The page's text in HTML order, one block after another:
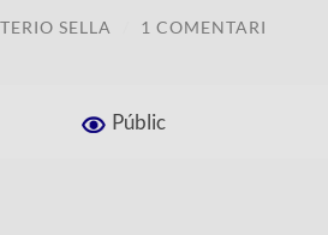
SELLA 1 COMENTARI
Públic